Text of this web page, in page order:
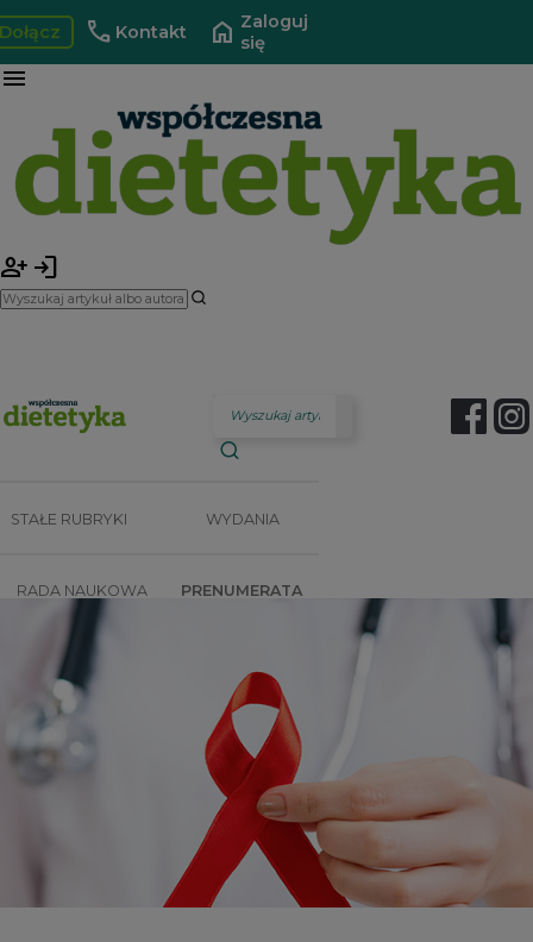
call Kontakt home Zaloguj
się
menu
person_add login
STAŁE RUBRYKI WYDANIA
RADA NAUKOWA PRENUMERATA
SZKOLENIA